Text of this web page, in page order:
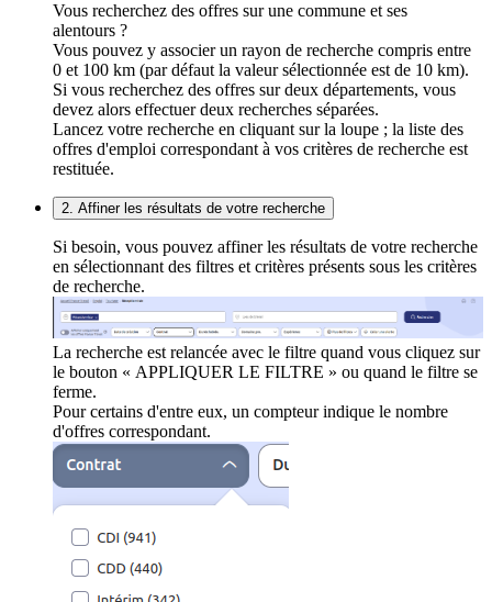
Vous recherchez des offres sur une commune et ses
alentours ?
Vous pouvez y associer un rayon de recherche compris entre
0 et 100 km (par défaut la valeur sélectionnée est de 10 km).
Si vous recherchez des offres sur deux départements, vous
devez alors effectuer deux recherches séparées.
Lancez votre recherche en cliquant sur la loupe ; la liste des
offres d'emploi correspondant à vos critères de recherche est
restituée.
2. Affiner les résultats de votre recherche
Si besoin, vous pouvez affiner les résultats de votre recherche
en sélectionnant des filtres et critères présents sous les critères
de recherche.
La recherche est relancée avec le filtre quand vous cliquez sur
le bouton « APPLIQUER LE FILTRE » ou quand le filtre se
ferme.
Pour certains d'entre eux, un compteur indique le nombre
d'offres correspondant.